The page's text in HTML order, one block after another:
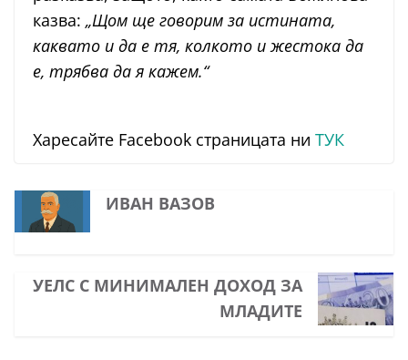
казва: „Щом ще говорим за истината,
каквато и да е тя, колкото и жестока да
е, трябва да я кажем.“
Харесайте Facebook страницата ни ТУК
ИВАН ВАЗОВ
УЕЛС С МИНИМАЛЕН ДОХОД ЗА
МЛАДИТЕ